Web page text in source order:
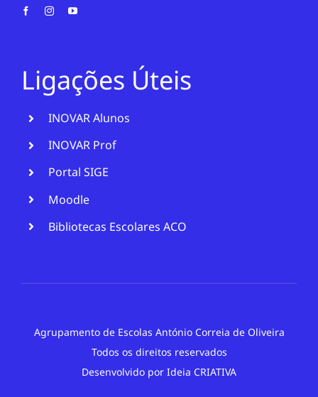
Ligações Úteis
INOVAR Alunos
INOVAR Prof
Portal SIGE
Moodle
Bibliotecas Escolares ACO
Agrupamento de Escolas António Correia de Oliveira
Todos os direitos reservados
Desenvolvido por Ideia CRIATIVA